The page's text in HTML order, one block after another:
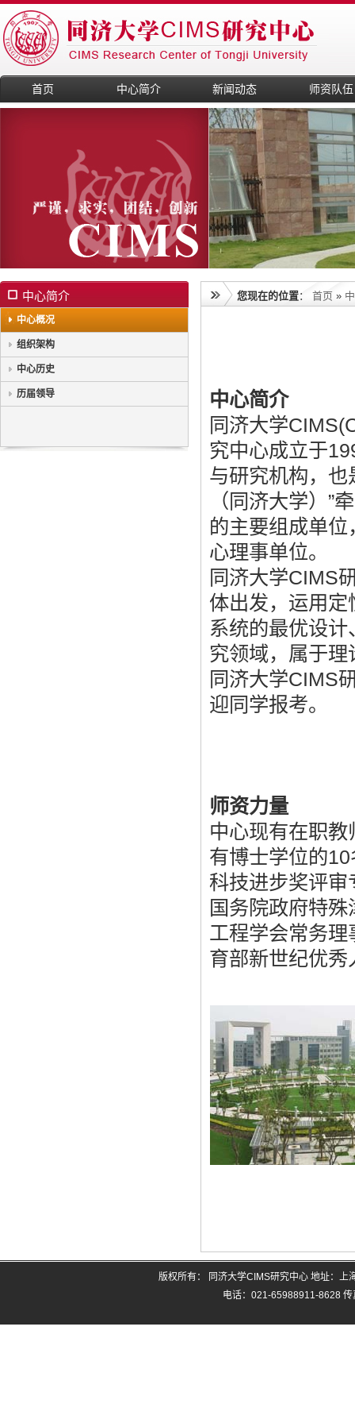
首页 中心简介 新闻动态 师资队伍
中心简介
中心概况
组织架构
中心历史
历届领导
您现在的位置： 首页 »
中心简介
同济大学
究中心成立于
与研究机构，也
（同济大学）”
的主要组成单
心理事单位。
同济大学CIMS
体出发，运用
系统的最优设
究领域，属于
同济大学CIMS
迎同学报考。
师资力量
中心现有在职
有博士学位的
科技进步奖评
国务院政府特
工程学会常务
育部新世纪优
版权所有： 同济大学CIMS研究中心 地址：
电话：021-65988911-8628